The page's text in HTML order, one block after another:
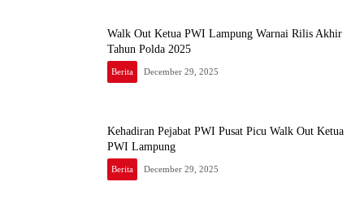
Walk Out Ketua PWI Lampung Warnai Rilis Akhir
Tahun Polda 2025
Berita December 29, 2025
Kehadiran Pejabat PWI Pusat Picu Walk Out Ketua
PWI Lampung
Berita December 29, 2025